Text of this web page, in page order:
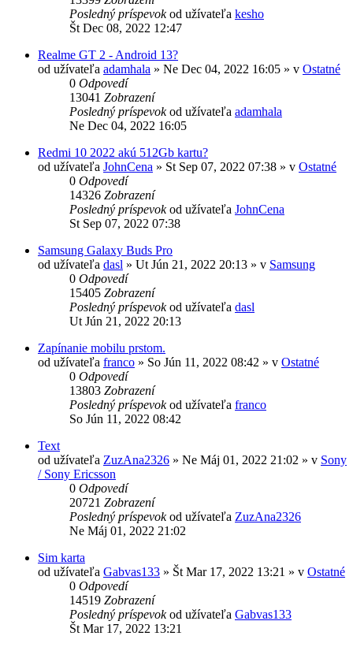
Posledný príspevokod užívateľa kesho
Št Dec 08, 2022 12:47
Realme GT 2 - Android 13?
od užívateľa adamhala » Ne Dec 04, 2022 16:05 » v Ostatné
0 Odpovedí
13041 Zobrazení
Posledný príspevokod užívateľa adamhala
Ne Dec 04, 2022 16:05
Redmi 10 2022 akú 512Gb kartu?
od užívateľa JohnCena » St Sep 07, 2022 07:38 » v Ostatné
0 Odpovedí
14326 Zobrazení
Posledný príspevokod užívateľa JohnCena
St Sep 07, 2022 07:38
Samsung Galaxy Buds Pro
od užívateľa dasl » Ut Jún 21, 2022 20:13 » v Samsung
0 Odpovedí
15405 Zobrazení
Posledný príspevokod užívateľa dasl
Ut Jún 21, 2022 20:13
Zapínanie mobilu prstom.
od užívateľa franco » So Jún 11, 2022 08:42 » v Ostatné
0 Odpovedí
13803 Zobrazení
Posledný príspevokod užívateľa franco
So Jún 11, 2022 08:42
Text
od užívateľa ZuzAna2326 » Ne Máj 01, 2022 21:02 » v Sony
/ Sony Ericsson
0 Odpovedí
20721 Zobrazení
Posledný príspevokod užívateľa ZuzAna2326
Ne Máj 01, 2022 21:02
Sim karta
od užívateľa Gabvas133 » Št Mar 17, 2022 13:21 » v Ostatné
0 Odpovedí
14519 Zobrazení
Posledný príspevokod užívateľa Gabvas133
Št Mar 17, 2022 13:21